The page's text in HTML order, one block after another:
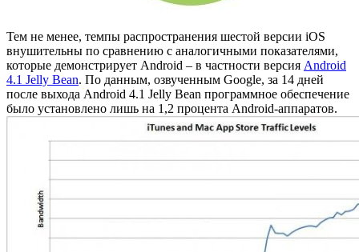
Тем не менее, темпы распространения шестой версии iOS
внушительны по сравнению с аналогичными показателями,
которые демонстрирует Android – в частности версия Android
4.1 Jelly Bean. По данным, озвученным Google, за 14 дней
после выхода Android 4.1 Jelly Bean программное обеспечение
было установлено лишь на 1,2 процента Android-аппаратов.